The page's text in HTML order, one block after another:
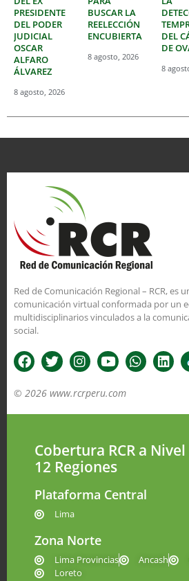
PRESIDENTE
DEL PODER
JUDICIAL
OSCAR
ALFARO
ÁLVAREZ
8 agosto, 2026
BUSCAR LA
REELECCIÓN
ENCUBIERTA
8 agosto, 2026
DEL
DE
8
Red de Comunicación Regional – RCR, es
comunicación virtual conformada por un
multidisciplinarios vinculados a la
social.
© 2026 www.rcrperu.com
Cobertura RCR a
12 Regiones
Plataforma Central
Lima
Zona Norte
Lima Provincias Ancash
Loreto